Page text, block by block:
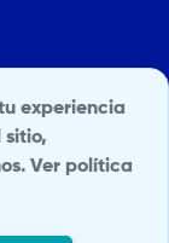
experiencia
sitio,
Ver política